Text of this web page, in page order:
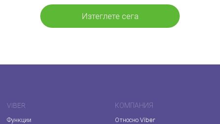
Изтеглете сега
VIBER
Функции
КОМПАНИЯ
Относно Viber